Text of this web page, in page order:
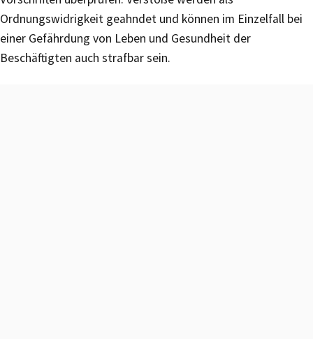
Ordnungswidrigkeit geahndet und können im Einzelfall bei
einer Gefährdung von Leben und Gesundheit der
Beschäftigten auch strafbar sein.